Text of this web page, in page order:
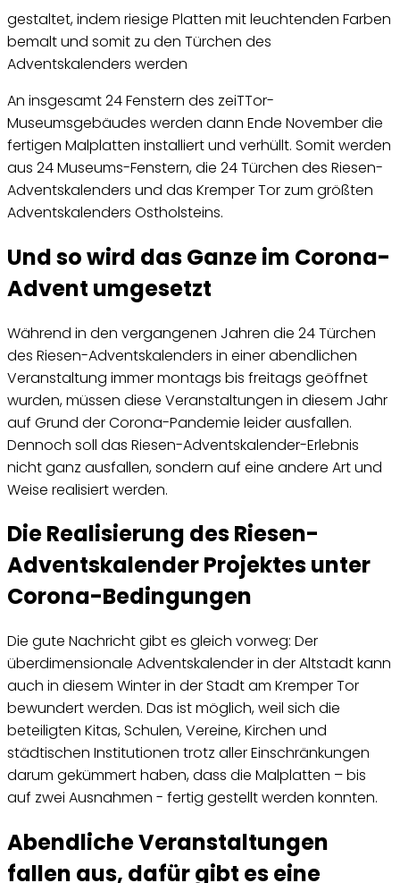
gestaltet, indem riesige Platten mit leuchtenden Farben
bemalt und somit zu den Türchen des
Adventskalenders werden
An insgesamt 24 Fenstern des zeiTTor-
Museumsgebäudes werden dann Ende November die
fertigen Malplatten installiert und verhüllt. Somit werden
aus 24 Museums-Fenstern, die 24 Türchen des Riesen-
Adventskalenders und das Kremper Tor zum größten
Adventskalenders Ostholsteins.
Und so wird das Ganze im Corona-
Advent umgesetzt
Während in den vergangenen Jahren die 24 Türchen
des Riesen-Adventskalenders in einer abendlichen
Veranstaltung immer montags bis freitags geöffnet
wurden, müssen diese Veranstaltungen in diesem Jahr
auf Grund der Corona-Pandemie leider ausfallen.
Dennoch soll das Riesen-Adventskalender-Erlebnis
nicht ganz ausfallen, sondern auf eine andere Art und
Weise realisiert werden.
Die Realisierung des Riesen-
Adventskalender Projektes unter
Corona-Bedingungen
Die gute Nachricht gibt es gleich vorweg: Der
überdimensionale Adventskalender in der Altstadt kann
auch in diesem Winter in der Stadt am Kremper Tor
bewundert werden. Das ist möglich, weil sich die
beteiligten Kitas, Schulen, Vereine, Kirchen und
städtischen Institutionen trotz aller Einschränkungen
darum gekümmert haben, dass die Malplatten – bis
auf zwei Ausnahmen - fertig gestellt werden konnten.
Abendliche Veranstaltungen
fallen aus, dafür gibt es eine